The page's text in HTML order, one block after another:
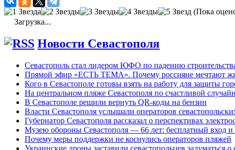
(Пока
Загрузка...
Новости Севастополя
Севастополь стал лидером ЮФО по падению
Прямой эфир «ЕСТЬ ТЕМА». Почему россияне мечтают
Кого в Севастополе готовы взять на работу для защиты
На центральном пляже Севастополя по счастливой
В Севастополе решили вернуть QR-коды на бензин
Власти Севастополя услышали операторов
Губернатор Севастополя рассказал о перспективах
Музею обороны Севастополя — 66 лет: бесплатный вход и
Почему меры поддержки не коснулись операторов пляжей